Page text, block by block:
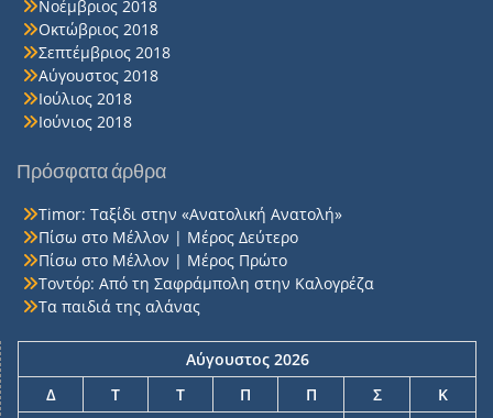
Νοέμβριος 2018
Οκτώβριος 2018
Σεπτέμβριος 2018
Αύγουστος 2018
Ιούλιος 2018
Ιούνιος 2018
Πρόσφατα άρθρα
Timor: Ταξίδι στην «Ανατολική Ανατολή»
Πίσω στο Μέλλον | Μέρος Δεύτερο
Πίσω στο Μέλλον | Μέρος Πρώτο
Τοντόρ: Από τη Σαφράμπολη στην Καλογρέζα
Τα παιδιά της αλάνας
Αύγουστος 2026
Δ
Τ Τ Π Π Σ
Κ